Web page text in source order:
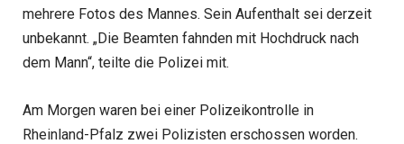
mehrere Fotos des Mannes. Sein Aufenthalt sei derzeit
unbekannt. „Die Beamten fahnden mit Hochdruck nach
dem Mann“, teilte die Polizei mit.
Am Morgen waren bei einer Polizeikontrolle in
Rheinland-Pfalz zwei Polizisten erschossen worden.